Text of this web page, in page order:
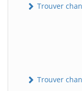
Trouver
Trouver